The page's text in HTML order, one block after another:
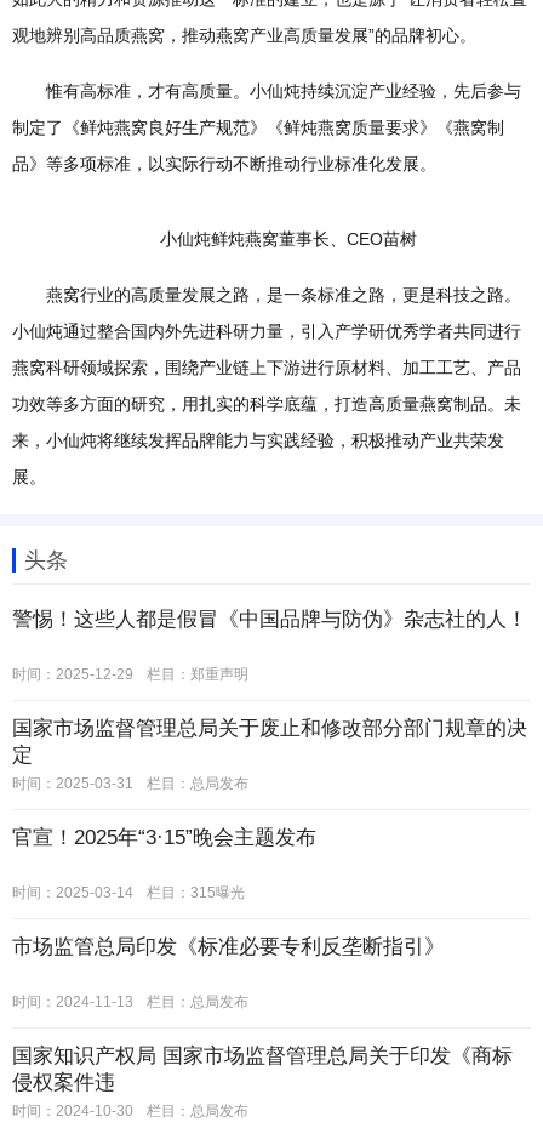
观地辨别高品质燕窝，推动燕窝产业高质量发展”的品牌初心。
惟有高标准，才有高质量。小仙炖持续沉淀产业经验，先后参与
制定了《鲜炖燕窝良好生产规范》《鲜炖燕窝质量要求》《燕窝制
品》等多项标准，以实际行动不断推动行业标准化发展。
小仙炖鲜炖燕窝董事长、CEO苗树
燕窝行业的高质量发展之路，是一条标准之路，更是科技之路。
小仙炖通过整合国内外先进科研力量，引入产学研优秀学者共同进行
燕窝科研领域探索，围绕产业链上下游进行原材料、加工工艺、产品
功效等多方面的研究，用扎实的科学底蕴，打造高质量燕窝制品。未
来，小仙炖将继续发挥品牌能力与实践经验，积极推动产业共荣发
展。
头条
警惕！这些人都是假冒《中国品牌与防伪》杂志社的人！
时间：2025-12-29 栏目： 郑重声明
国家市场监督管理总局关于废止和修改部分部门规章的决
定
时间：2025-03-31 栏目： 总局发布
官宣！2025年“3·15”晚会主题发布
时间：2025-03-14 栏目： 315曝光
市场监管总局印发《标准必要专利反垄断指引》
时间：2024-11-13 栏目： 总局发布
国家知识产权局 国家市场监督管理总局关于印发《商标
侵权案件违
时间：2024-10-30 栏目： 总局发布